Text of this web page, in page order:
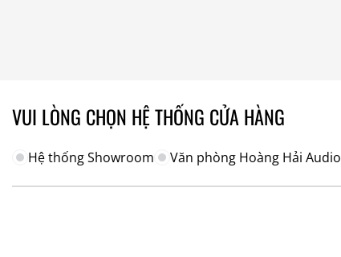
VUI LÒNG CHỌN HỆ THỐNG CỬA HÀNG
Hệ thống Showroom Văn phòng Hoàng Hải Audio